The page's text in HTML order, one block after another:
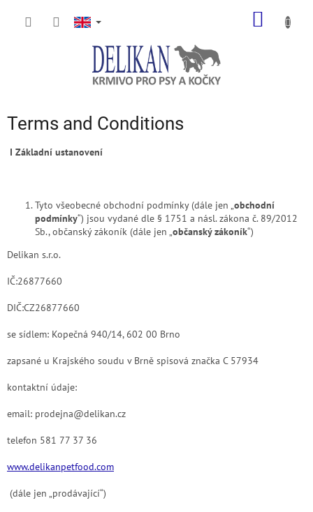
Terms and Conditions
I Základní ustanovení
Tyto všeobecné obchodní podmínky (dále jen „obchodní
podmínky“) jsou vydané dle § 1751 a násl. zákona č. 89/2012
Sb., občanský zákoník (dále jen „občanský zákoník“)
Delikan s.r.o.
IČ:26877660
DIČ:CZ26877660
se sídlem: Kopečná 940/14, 602 00 Brno
zapsané u Krajského soudu v Brně spisová značka C 57934
kontaktní údaje:
email: prodejna@delikan.cz
telefon 581 77 37 36
www.delikanpetfood.com
(dále jen „prodávající“)